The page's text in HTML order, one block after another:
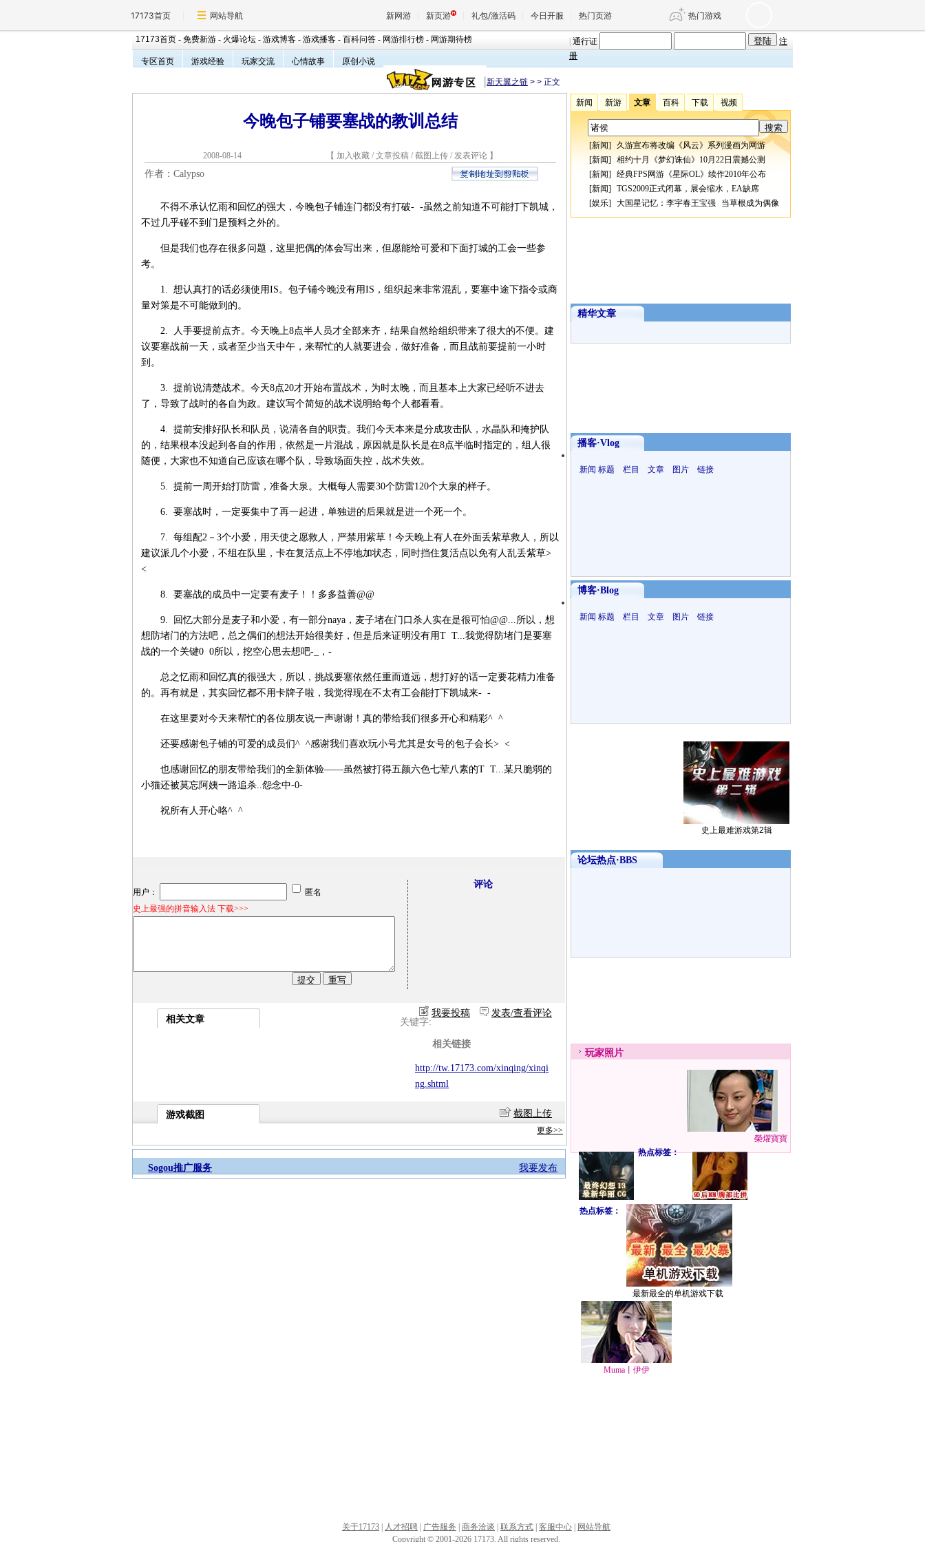
17173首页 网站导航 新网游 新页游 礼包/激活码 今日开服 热门页游 热门游戏
天堂 剑网3旗舰版 新天龙八部
王权与自由 诛仙世界 仙剑世界
17173首页 - 免费新游 - 火爆论坛 - 游戏博客 - 游戏播客 - 百科问答 - 网游排行榜 - 网游期待榜 通行证
注
册
专区首页 游戏经验 玩家交流 心情故事 原创小说
新天翼之链 > > 正文
今晚包子铺要塞战的教训总结
2008-08-14 【 加入收藏 / 文章投稿 / 截图上传 / 发表评论 】
作者：Calypso
不得不承认忆雨和回忆的强大，今晚包子铺连门都没有打破- -虽然之前知道不可能打下凯城，
不过几乎碰不到门是预料之外的。
但是我们也存在很多问题，这里把偶的体会写出来，但愿能给可爱和下面打城的工会一些参
考。
1. 想认真打的话必须使用IS。包子铺今晚没有用IS，组织起来非常混乱，要塞中途下指令或商
量对策是不可能做到的。
2. 人手要提前点齐。今天晚上8点半人员才全部来齐，结果自然给组织带来了很大的不便。建
议要塞战前一天，或者至少当天中午，来帮忙的人就要进会，做好准备，而且战前要提前一小时
到。
3. 提前说清楚战术。今天8点20才开始布置战术，为时太晚，而且基本上大家已经听不进去
了，导致了战时的各自为政。建议写个简短的战术说明给每个人都看看。
4. 提前安排好队长和队员，说清各自的职责。我们今天本来是分成攻击队，水晶队和掩护队
的，结果根本没起到各自的作用，依然是一片混战，原因就是队长是在8点半临时指定的，组人很
随便，大家也不知道自己应该在哪个队，导致场面失控，战术失效。
5. 提前一周开始打防雷，准备大泉。大概每人需要30个防雷120个大泉的样子。
6. 要塞战时，一定要集中了再一起进，单独进的后果就是进一个死一个。
7. 每组配2－3个小爱，用天使之愿救人，严禁用紫草！今天晚上有人在外面丢紫草救人，所以
建议派几个小爱，不组在队里，卡在复活点上不停地加状态，同时挡住复活点以免有人乱丢紫草>
<
8. 要塞战的成员中一定要有麦子！！多多益善@@
9. 回忆大部分是麦子和小爱，有一部分naya，麦子堵在门口杀人实在是很可怕@@...所以，想
想防堵门的方法吧，总之偶们的想法开始很美好，但是后来证明没有用T T...我觉得防堵门是要塞
战的一个关键0 0所以，挖空心思去想吧-_，-
总之忆雨和回忆真的很强大，所以，挑战要塞依然任重而道远，想打好的话一定要花精力准备
的。再有就是，其实回忆都不用卡牌子啦，我觉得现在不太有工会能打下凯城来- -
在这里要对今天来帮忙的各位朋友说一声谢谢！真的带给我们很多开心和精彩^ ^
还要感谢包子铺的可爱的成员们^ ^感谢我们喜欢玩小号尤其是女号的包子会长> <
也感谢回忆的朋友带给我们的全新体验——虽然被打得五颜六色七荤八素的T T...某只脆弱的
小猫还被莫忘阿姨一路追杀..怨念中-0-
祝所有人开心咯^ ^
用户：
匿名
史上最强的拼音输入法 下载>>>
评论
相关文章
我要投稿
发表/查看评论
关键字:
相关链接
http://tw.17173.com/xinqing/xinqi
ng.shtml
游戏截图 截图上传
更多>>
我要发布
Sogou推广服务
新闻 新游 文章 百科 下载 视频
[新闻] 久游宣布将改编《风云》系列漫画为网游
[新闻] 相约十月《梦幻诛仙》10月22日震撼公测
[新闻] 经典FPS网游《星际OL》续作2010年公布
[新闻] TGS2009正式闭幕，展会缩水，EA缺席
[娱乐] 大国星记忆：李宇春王宝强 当草根成为偶像
精华文章
播客·Vlog
热点标签：
新闻 标题 栏目 文章 图片 链接
博客·Blog
热点标签：
新闻 标题 栏目 文章 图片 链接
最新最全的单机游戏下载
史上最难游戏第2辑
论坛热点·BBS
玩家照片
Muma丨伊伊
榮燿寶寶
关于17173 人才招聘 广告服务 商务洽谈 联系方式 客服中心
网站导航
Copyright © 2001-2026 17173. All rights reserved.